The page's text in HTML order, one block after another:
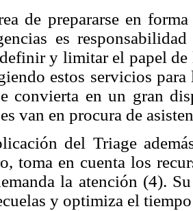
de prepararse en
es
y limitar el papel de
estos servicios
convierta en un gran
van en procura de
del Triage
toma en cuenta los
la atención (4).
y optimiza el